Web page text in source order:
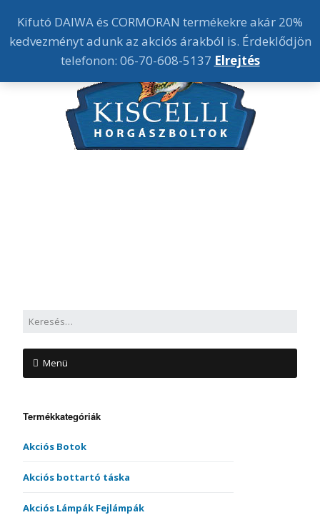
Menü
Termékkategóriák
Akciós Botok
Akciós bottartó táska
Akciós Lámpák Fejlámpák
Kifutó DAIWA és CORMORAN termékekre akár 20%
kedvezményt adunk az akciós árakból is. Érdeklődjön
telefonon: 06-70-608-5137 Elrejtés